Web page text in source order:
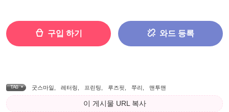
구입 하기 와드 등록
TAG • 굿스마일 레터링 프린팅 루즈핏 쭈리 맨투맨
이 게시물 URL 복사